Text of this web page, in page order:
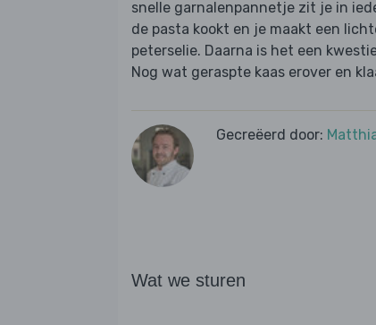
snelle garnalenpannetje zit je in
de pasta kookt en je maakt een
peterselie. Daarna is het een
Nog wat geraspte kaas erover en
Gecreëerd door:
Wat we sturen